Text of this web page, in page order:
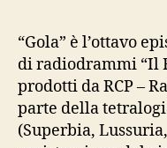
“Gola” è l’ottavo
di radiodrammi “Il
prodotti da RCP –
parte della
(Superbia,